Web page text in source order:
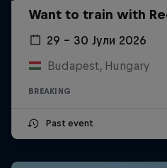
Want to train with
29 – 30 Јули 2026
Budapest, Hungary
BREAKING
Past event